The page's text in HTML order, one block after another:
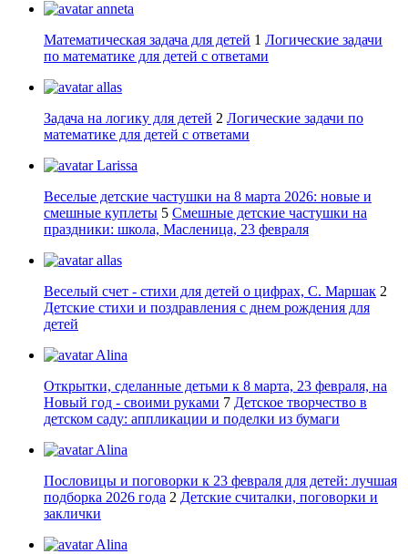
anneta
Математическая задача для детей 1 Логические задачи
по математике для детей с ответами
allas
Задача на логику для детей 2 Логические задачи по
математике для детей с ответами
Larissa
Веселые детские частушки на 8 марта 2026: новые и
смешные куплеты 5 Смешные детские частушки на
праздники: школа, Масленица, 23 февраля
allas
Веселый счет - стихи для детей о цифрах, С. Маршак 2
Детские стихи и поздравления с днем рождения для
детей
Alina
Открытки, сделанные детьми к 8 марта, 23 февраля, на
Новый год - своими руками 7 Детское творчество в
детском саду: аппликации и поделки из бумаги
Alina
Пословицы и поговорки к 23 февраля для детей: лучшая
подборка 2026 года 2 Детские считалки, поговорки и
заклички
Alina